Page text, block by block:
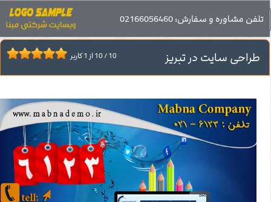
صفحه اصلی خدمات طراحی سایت طراحی سایت در تبریز
طراحی سایت در تبریز 10 /10 از 1کاربر
تلفن مشاوره و سفارش: 02166056460